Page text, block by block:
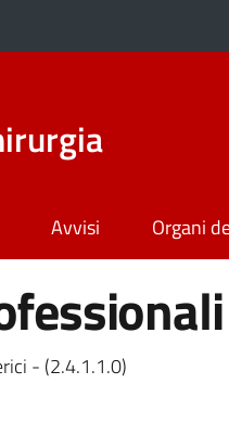
Avvisi Organi
- (2.4.1.1.0)